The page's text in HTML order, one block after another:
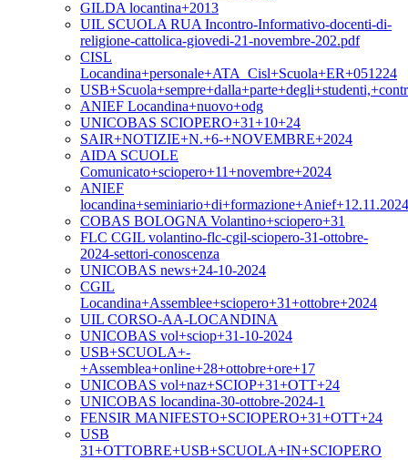
GILDA locantina+2013
UIL SCUOLA RUA Incontro-Informativo-docenti-di-
religione-cattolica-giovedi-21-novembre-202.pdf
CISL
Locandina+personale+ATA_Cisl+Scuola+ER+051224
ANIEF Locandina+nuovo+odg
UNICOBAS SCIOPERO+31+10+24
SAIR+NOTIZIE+N.+6-+NOVEMBRE+2024
AIDA SCUOLE
Comunicato+sciopero+11+novembre+2024
ANIEF
COBAS BOLOGNA Volantino+sciopero+31
FLC CGIL volantino-flc-cgil-sciopero-31-ottobre-
2024-settori-conoscenza
UNICOBAS news+24-10-2024
CGIL
Locandina+Assemblee+sciopero+31+ottobre+2024
UIL CORSO-AA-LOCANDINA
UNICOBAS vol+sciop+31-10-2024
USB+SCUOLA+-
+Assemblea+online+28+ottobre+ore+17
UNICOBAS vol+naz+SCIOP+31+OTT+24
UNICOBAS locandina-30-ottobre-2024-1
FENSIR MANIFESTO+SCIOPERO+31+OTT+24
USB
31+OTTOBRE+USB+SCUOLA+IN+SCIOPERO